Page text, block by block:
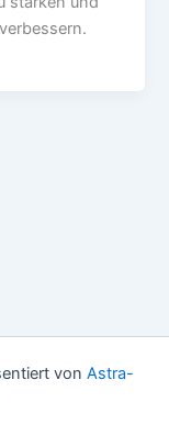
von Astra-